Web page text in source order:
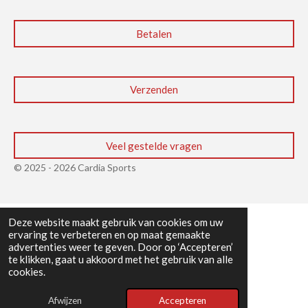
Deze website maakt gebruik van cookies om uw
ervaring te verbeteren en op maat gemaakte
advertenties weer te geven. Door op ‘Accepteren’
te klikken, gaat u akkoord met het gebruik van alle
cookies.
Afwijzen Accepteren
Betalen
Verzenden
Veel gestelde vragen
© 2025 - 2026 Cardia Sports